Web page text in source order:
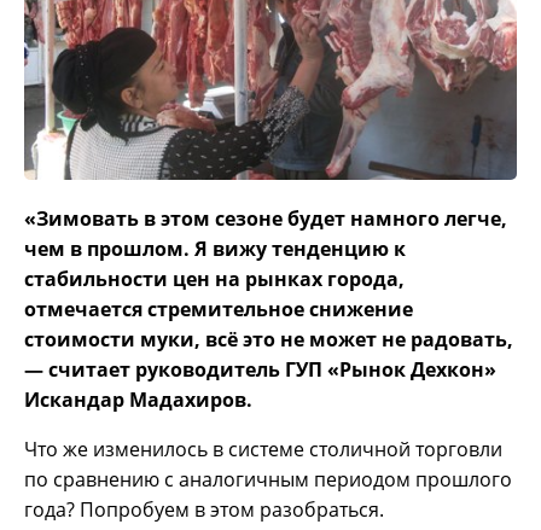
«Зимовать в этом сезоне будет намного легче,
чем в прошлом. Я вижу тенденцию к
стабильности цен на рынках города,
отмечается стремительное снижение
стоимости муки, всё это не может не радовать,
— считает руководитель ГУП «Рынок Дехкон»
Искандар Мадахиров.
Что же изменилось в системе столичной торговли
по сравнению с аналогичным периодом прошлого
года? Попробуем в этом разобраться.